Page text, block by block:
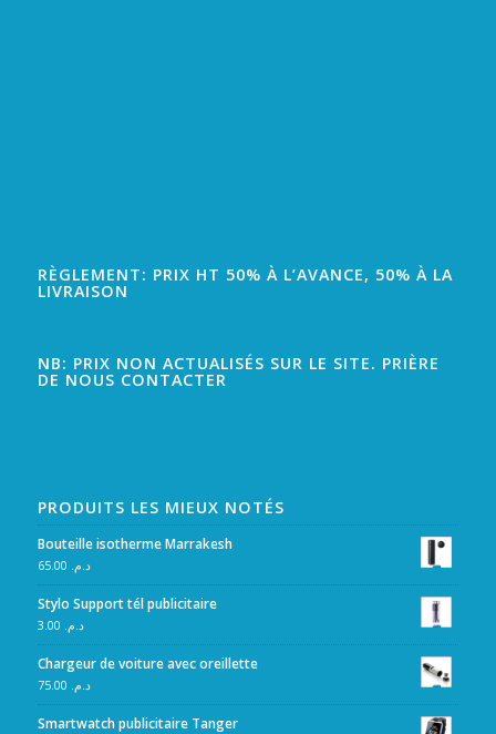
RÈGLEMENT: PRIX HT 50% À L’AVANCE, 50% À LA
LIVRAISON
NB: PRIX NON ACTUALISÉS SUR LE SITE. PRIÈRE
DE NOUS CONTACTER
PRODUITS LES MIEUX NOTÉS
Bouteille isotherme Marrakesh
د.م.
Stylo Support tél publicitaire
د.م.
Chargeur de voiture avec oreillette
د.م.
Smartwatch publicitaire Tanger